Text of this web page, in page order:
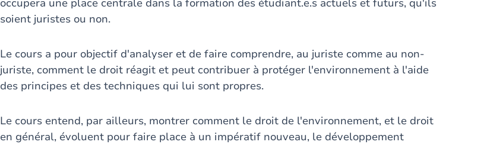
occupera une place centrale dans la formation des étudiant.e.s actuels et futurs, qu'ils
soient juristes ou non.
Le cours a pour objectif d'analyser et de faire comprendre, au juriste comme au non-
juriste, comment le droit réagit et peut contribuer à protéger l'environnement à l'aide
des principes et des techniques qui lui sont propres.
Le cours entend, par ailleurs, montrer comment le droit de l'environnement, et le droit
en général, évoluent pour faire place à un impératif nouveau, le développement